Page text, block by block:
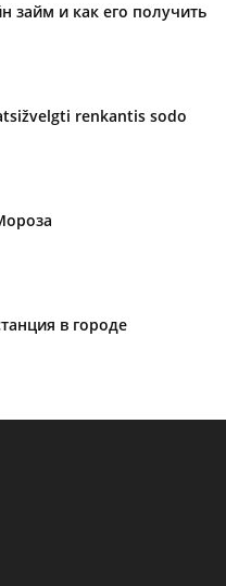
займ и как его получить
renkantis sodo
в городе